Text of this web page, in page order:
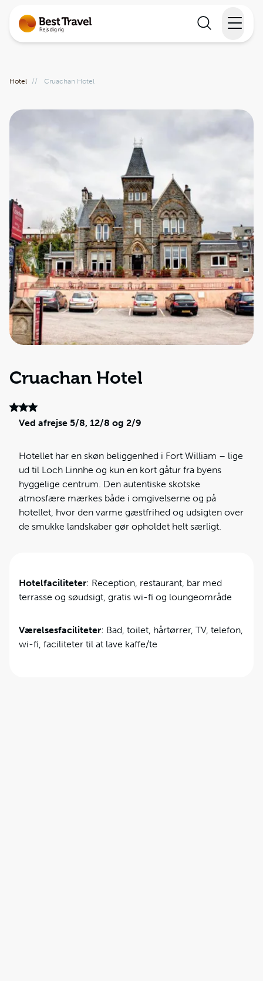
Rejsekalender
Inspiration
Information
Min Rejse
Hotel // Cruachan Hotel
Cruachan Hotel
Ved afrejse 5/8, 12/8 og 2/9
Hotellet har en skøn beliggenhed i Fort William – lige
ud til Loch Linnhe og kun en kort gåtur fra byens
hyggelige centrum. Den autentiske skotske
atmosfære mærkes både i omgivelserne og på
hotellet, hvor den varme gæstfrihed og udsigten over
de smukke landskaber gør opholdet helt særligt.
Hotelfaciliteter: Reception, restaurant, bar med
terrasse og søudsigt, gratis wi-fi og loungeområde
Værelsesfaciliteter: Bad, toilet, hårtørrer, TV, telefon,
wi-fi, faciliteter til at lave kaffe/te